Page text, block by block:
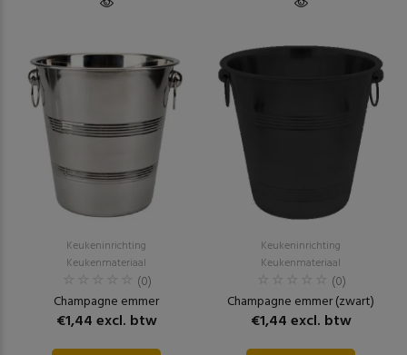
Keukeninrichting
Keukenmateriaal
(0)
Champagne emmer
€1,44 excl. btw
Keukeninrichting
Keukenmateriaal
(0)
Champagne emmer (zwart)
€1,44 excl. btw